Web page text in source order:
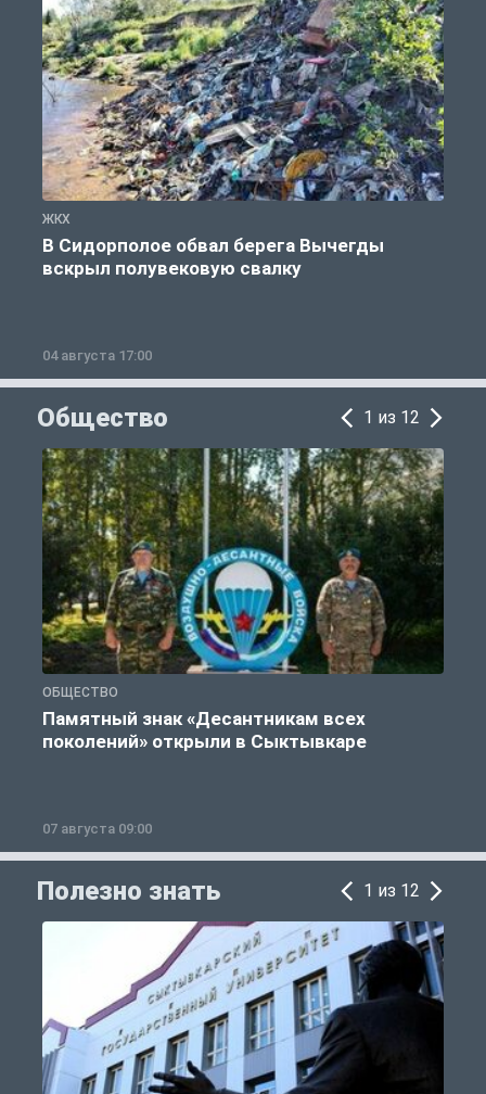
ЖКХ
В Сидорполое обвал берега Вычегды
вскрыл полувековую свалку
04 августа 17:00
Общество 1 из 12
ОБЩЕСТВО
Памятный знак «Десантникам всех
поколений» открыли в Сыктывкаре
07 августа 09:00
Полезно знать 1 из 12